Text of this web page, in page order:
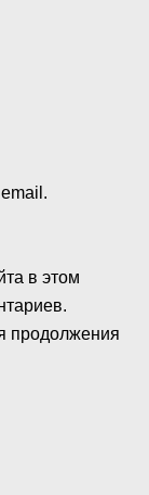
в этом
продолжения